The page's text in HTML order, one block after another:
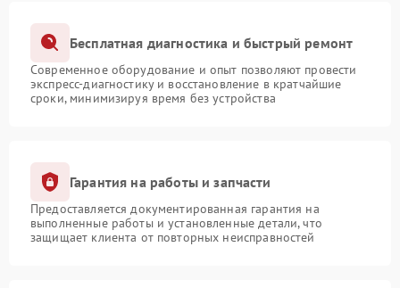
Бесплатная диагностика и быстрый ремонт
Современное оборудование и опыт позволяют провести
экспресс-диагностику и восстановление в кратчайшие
сроки, минимизируя время без устройства
Гарантия на работы и запчасти
Предоставляется документированная гарантия на
выполненные работы и установленные детали, что
защищает клиента от повторных неисправностей